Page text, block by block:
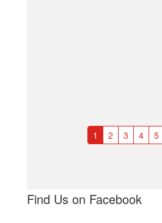
1 2 3 4 5
Find Us on Facebook